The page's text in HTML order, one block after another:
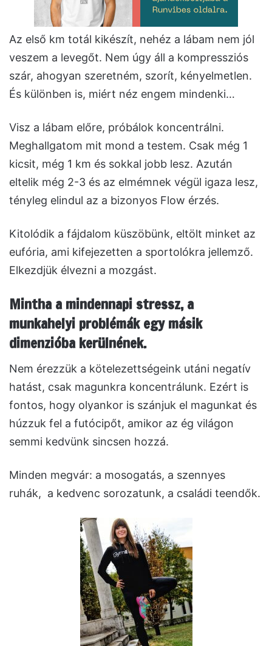
Az első km totál kikészít, nehéz a lábam nem jól
veszem a levegőt. Nem úgy áll a kompressziós
szár, ahogyan szeretném, szorít, kényelmetlen.
És különben is, miért néz engem mindenki…
Visz a lábam előre, próbálok koncentrálni.
Meghallgatom mit mond a testem. Csak még 1
kicsit, még 1 km és sokkal jobb lesz. Azután
eltelik még 2-3 és az elmémnek végül igaza lesz,
tényleg elindul az a bizonyos Flow érzés.
Kitolódik a fájdalom küszöbünk, eltölt minket az
eufória, ami kifejezetten a sportolókra jellemző.
Elkezdjük élvezni a mozgást.
Mintha a mindennapi stressz, a
munkahelyi problémák egy másik
dimenzióba kerülnének.
Nem érezzük a kötelezettségeink utáni negatív
hatást, csak magunkra koncentrálunk. Ezért is
fontos, hogy olyankor is szánjuk el magunkat és
húzzuk fel a futócipőt, amikor az ég világon
semmi kedvünk sincsen hozzá.
Minden megvár: a mosogatás, a szennyes
ruhák, a kedvenc sorozatunk, a családi teendők.